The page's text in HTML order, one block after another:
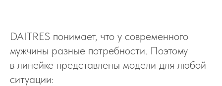
DAITRES понимает, что у современного
мужчины разные потребности. Поэтому
в линейке представлены модели для любой
ситуации: